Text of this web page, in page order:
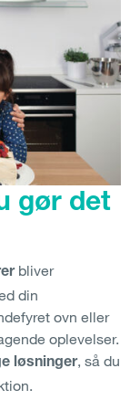
gør det
bliver
din
ovn eller
oplevelser.
løsninger, så du